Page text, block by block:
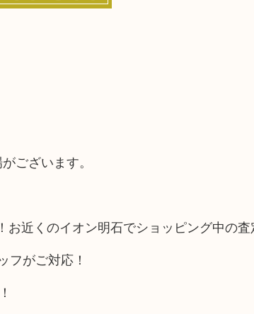
ございます。
お近くのイオン明石でショッピング中の査
フがご対応！